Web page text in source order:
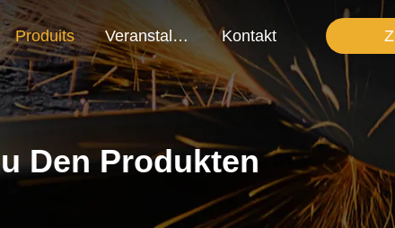
Produits Veranstaltungen Kontakt
Den Produkten